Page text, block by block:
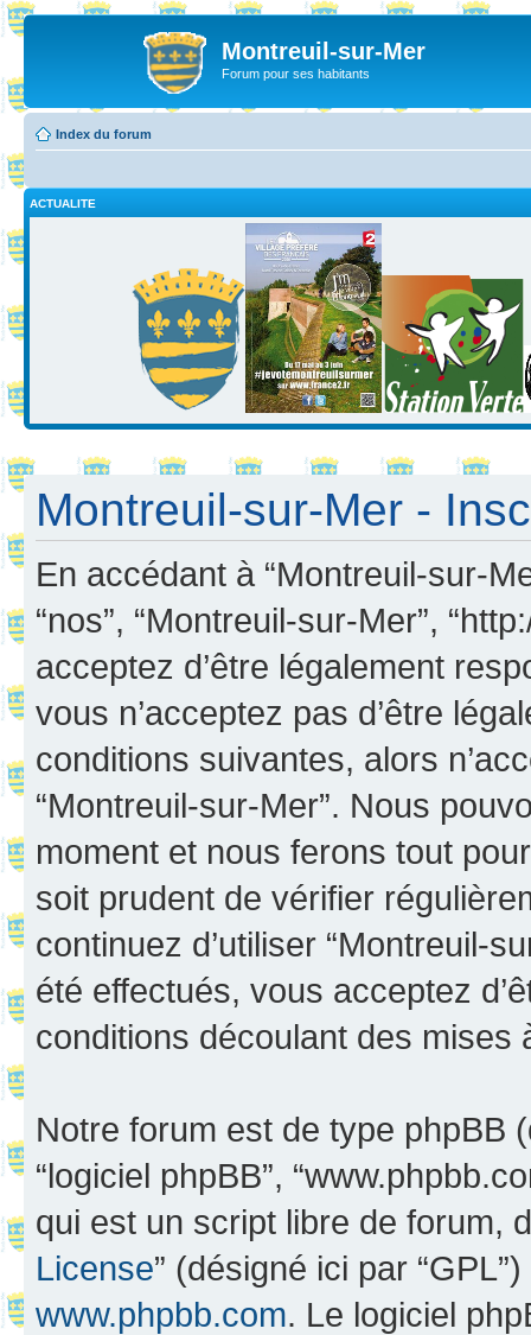
Montreuil-sur-Mer
Forum pour ses habitants
Index du forum
ACTUALITE
Montreuil-sur-Mer -
En accédant à “Montreuil-sur-
“nos”, “Montreuil-sur-Mer”,
acceptez d’être légalement
vous n’acceptez pas d’être
conditions suivantes, alors
“Montreuil-sur-Mer”. Nous
moment et nous ferons tout
soit prudent de vérifier
continuez d’utiliser “Montreuil-
été effectués, vous acceptez
conditions découlant des mises
Notre forum est de type phpBB
“logiciel phpBB”,
qui est un script libre de forum,
License” (désigné ici par
www.phpbb.com. Le logiciel